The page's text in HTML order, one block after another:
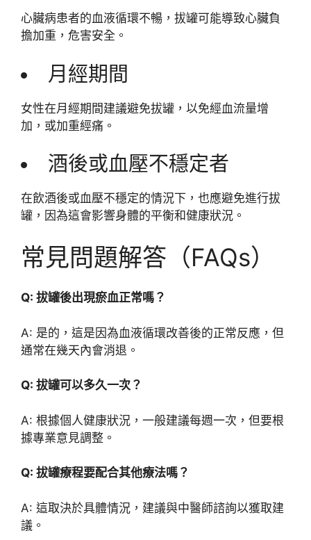
心臟病患者的血液循環不暢，拔罐可能導致心臟負
擔加重，危害安全。
月經期間
女性在月經期間建議避免拔罐，以免經血流量增
加，或加重經痛。
酒後或血壓不穩定者
在飲酒後或血壓不穩定的情況下，也應避免進行拔
罐，因為這會影響身體的平衡和健康狀況。
常見問題解答（FAQs）
Q: 拔罐後出現瘀血正常嗎？
A: 是的，這是因為血液循環改善後的正常反應，但
通常在幾天內會消退。
Q: 拔罐可以多久一次？
A: 根據個人健康狀況，一般建議每週一次，但要根
據專業意見調整。
Q: 拔罐療程要配合其他療法嗎？
A: 這取決於具體情況，建議與中醫師諮詢以獲取建
議。